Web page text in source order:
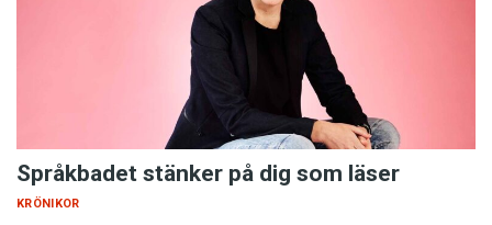
Språkbadet stänker på dig som läser
KRÖNIKOR